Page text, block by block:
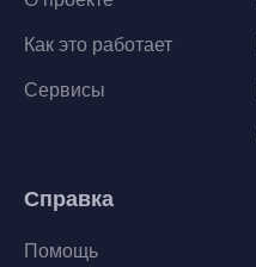
Как это работает
Сервисы
Справка
Помощь